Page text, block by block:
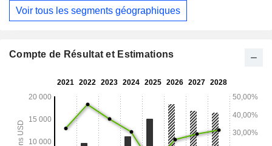
Voir tous les segments géographiques
Compte de Résultat et Estimations